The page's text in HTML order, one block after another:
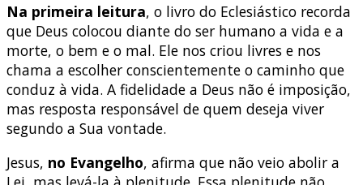
Na primeira leitura, o livro do Eclesiástico recorda
que Deus colocou diante do ser humano a vida e a
morte, o bem e o mal. Ele nos criou livres e nos
chama a escolher conscientemente o caminho que
conduz à vida. A fidelidade a Deus não é imposição,
mas resposta responsável de quem deseja viver
segundo a Sua vontade.
Jesus, no Evangelho, afirma que não veio abolir a